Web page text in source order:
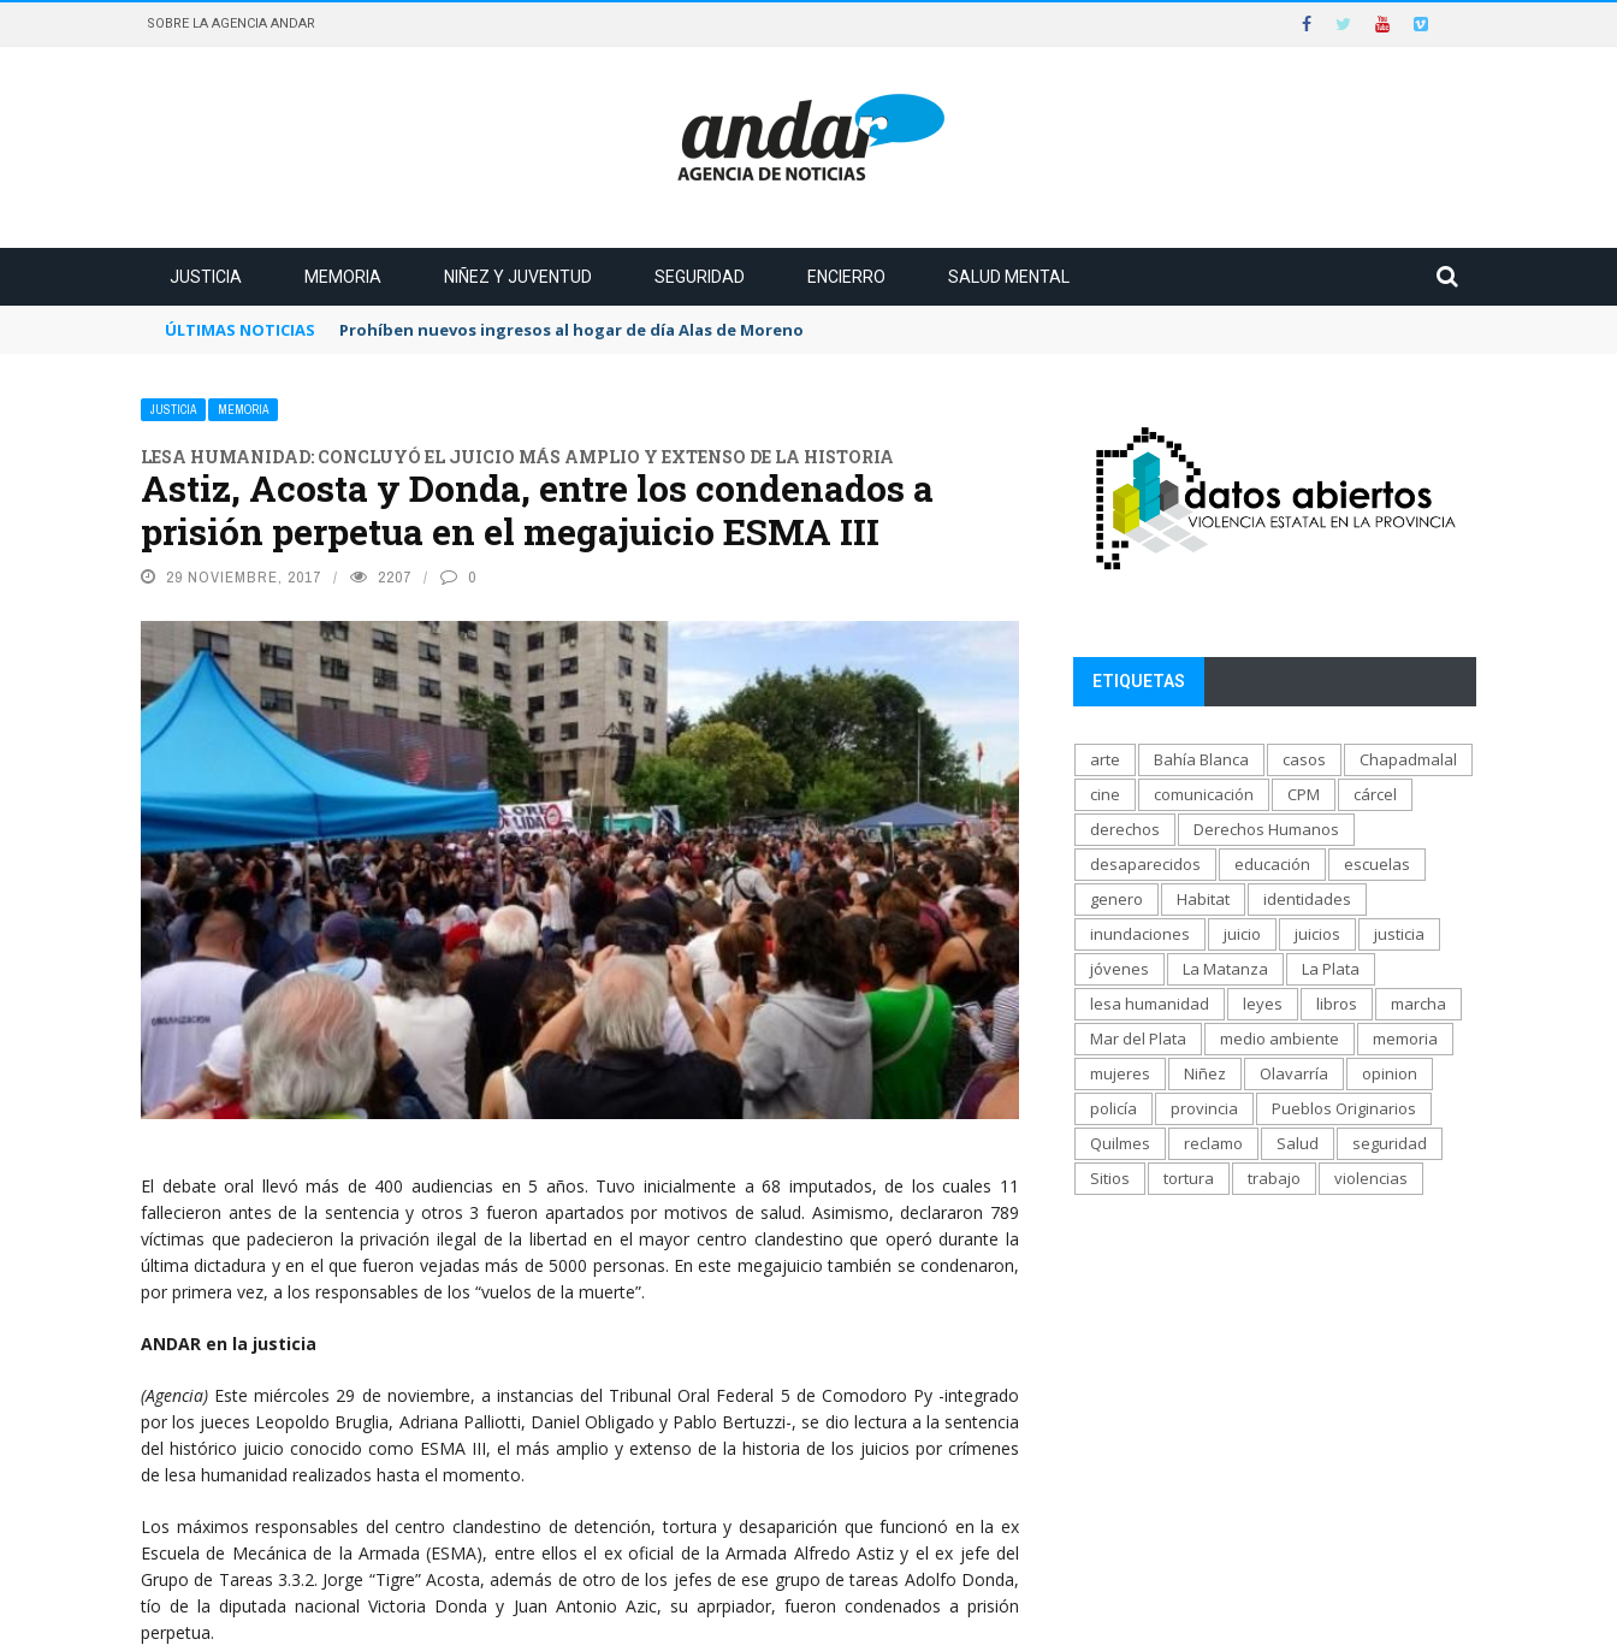
SOBRE LA AGENCIA ANDAR
JUSTICIA MEMORIA NIÑEZ Y JUVENTUD SEGURIDAD ENCIERRO SALUD MENTAL
ÚLTIMAS NOTICIAS Prohíben nuevos ingresos al hogar de día Alas de Moreno
JUSTICIA MEMORIA
LESA HUMANIDAD: CONCLUYÓ EL JUICIO MÁS AMPLIO Y EXTENSO DE LA HISTORIA
Astiz, Acosta y Donda, entre los condenados a
prisión perpetua en el megajuicio ESMA III
29 NOVIEMBRE, 2017 2207 0
El debate oral llevó más de 400 audiencias en 5 años. Tuvo inicialmente a 68 imputados, de los cuales 11
fallecieron antes de la sentencia y otros 3 fueron apartados por motivos de salud. Asimismo, declararon 789
víctimas que padecieron la privación ilegal de la libertad en el mayor centro clandestino que operó durante la
última dictadura y en el que fueron vejadas más de 5000 personas. En este megajuicio también se condenaron,
por primera vez, a los responsables de los “vuelos de la muerte”.
ANDAR en la justicia
(Agencia) Este miércoles 29 de noviembre, a instancias del Tribunal Oral Federal 5 de Comodoro Py -integrado
por los jueces Leopoldo Bruglia, Adriana Palliotti, Daniel Obligado y Pablo Bertuzzi-, se dio lectura a la sentencia
del histórico juicio conocido como ESMA III, el más amplio y extenso de la historia de los juicios por crímenes
de lesa humanidad realizados hasta el momento.
Los máximos responsables del centro clandestino de detención, tortura y desaparición que funcionó en la ex
Escuela de Mecánica de la Armada (ESMA), entre ellos el ex oficial de la Armada Alfredo Astiz y el ex jefe del
Grupo de Tareas 3.3.2. Jorge “Tigre” Acosta, además de otro de los jefes de ese grupo de tareas Adolfo Donda,
tío de la diputada nacional Victoria Donda y Juan Antonio Azic, su aprpiador, fueron condenados a prisión
perpetua.
ETIQUETAS
arte Bahía Blanca casos
Chapadmalal
cine
comunicación CPM
cárcel
derechos
Derechos Humanos
desaparecidos
educación
escuelas
genero
Habitat
identidades
inundaciones
juicio juicios
justicia
jóvenes
La Matanza
La Plata
lesa humanidad
leyes libros
marcha
Mar del Plata
medio ambiente
memoria
mujeres
Niñez Olavarría
opinion
policía
provincia
Pueblos Originarios
Quilmes
reclamo Salud
seguridad
Sitios
tortura trabajo violencias